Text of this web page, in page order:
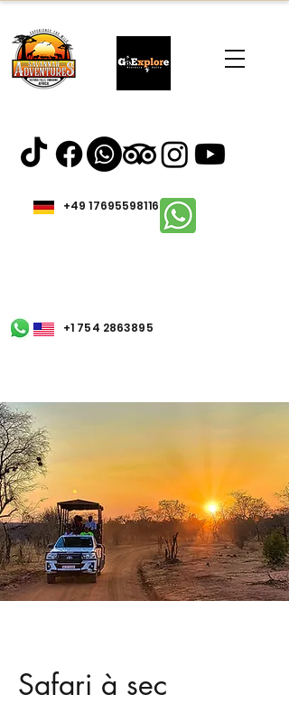
+49 17695598116
+1 754 2863895
Safari à sec